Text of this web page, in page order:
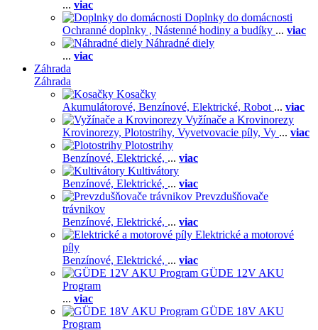
... viac
Doplnky do domácnosti
Ochranné doplnky , Nástenné hodiny a budíky ... viac
Náhradné diely
... viac
Záhrada
Záhrada
Kosačky
Akumulátorové, Benzínové, Elektrické, Robot ... viac
Vyžínače a Krovinorezy
Krovinorezy, Plotostrihy, Vyvetvovacie píly, Vy ... viac
Plotostrihy
Benzínové, Elektrické, ... viac
Kultivátory
Benzínové, Elektrické, ... viac
Prevzdušňovače
trávnikov
Benzínové, Elektrické, ... viac
Elektrické a motorové
píly
Benzínové, Elektrické, ... viac
GÜDE 12V AKU
Program
... viac
GÜDE 18V AKU
Program